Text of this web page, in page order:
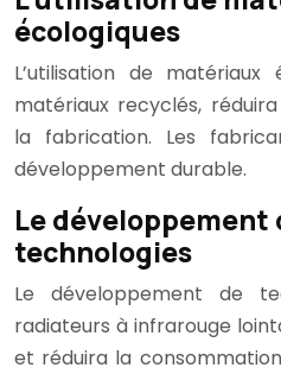
écologiques
L’utilisation de matériaux
matériaux recyclés,
la fabrication. Les
développement durable.
Le développement
technologies
Le développement de
radiateurs à infrarouge
et réduira la